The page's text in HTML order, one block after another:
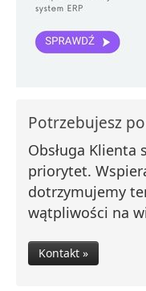
Potrzebujesz
Obsługa Klienta
priorytet.
dotrzymujemy
wątpliwości na
Kontakt »